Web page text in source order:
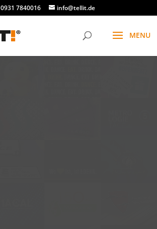
0931 7840016 info@tellit.de